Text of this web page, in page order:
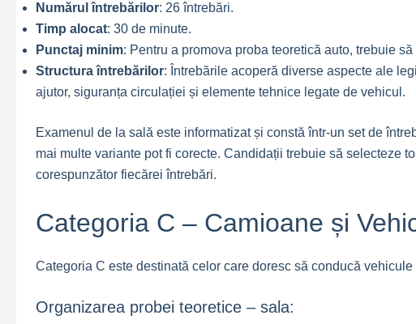
Numărul întrebărilor: 26 întrebări.
Timp alocat: 30 de minute.
Punctaj minim: Pentru a promova proba teoretică auto, trebuie
Structura întrebărilor: Întrebările acoperă diverse aspecte ale
ajutor, siguranța circulației și elemente tehnice legate de vehicul.
Examenul de la sală este informatizat și constă într-un set de
mai multe variante pot fi corecte. Candidații trebuie să selecteze
corespunzător fiecărei întrebări.
Categoria C – Camioane și
Categoria C este destinată celor care doresc să conducă
Organizarea probei teoretice – sala: